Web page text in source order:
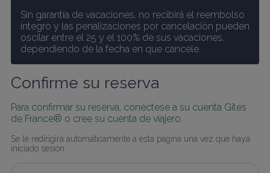
Sin garantía de vacaciones, no recibirá el reembolso
íntegro y las penalizaciones por cancelación pueden
oscilar entre el 25 y el 100% de sus vacaciones,
dependiendo de la fecha en que cancele.
Confirme su reserva
Para confirmar su reserva, conéctese a su cuenta Gîtes
de France® o cree su cuenta de viajero.
Se le redirigirá automáticamente a esta página una vez que haya
iniciado sesión.